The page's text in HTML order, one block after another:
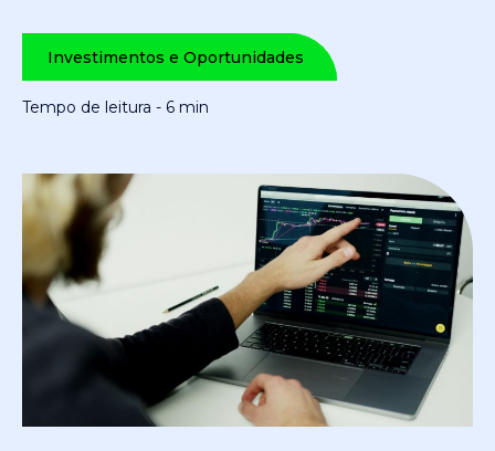
Investimentos e Oportunidades
Tempo de leitura - 6 min